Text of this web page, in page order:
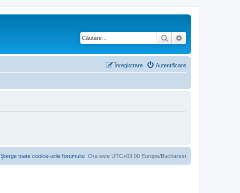
Căutare
Autentificare
Înregistrare
Ora este UTC+03:00 Europe/Bucharest
Şterge toate cookie-urile forumului